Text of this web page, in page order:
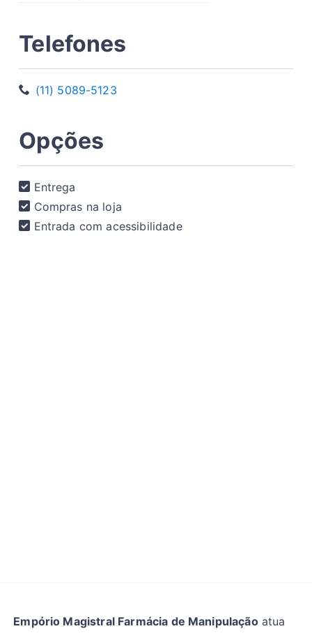
Telefones
(11) 5089-5123
Opções
Entrega
Compras na loja
Entrada com acessibilidade
Empório Magistral Farmácia de Manipulaçãoatua